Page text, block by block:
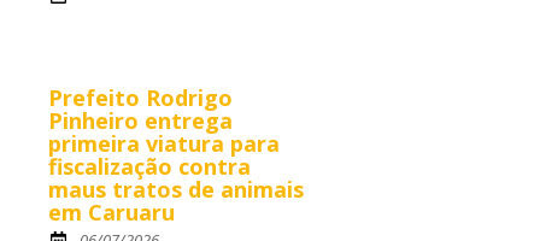
Prefeito Rodrigo
Pinheiro entrega
primeira viatura para
fiscalização contra
maus tratos de animais
em Caruaru